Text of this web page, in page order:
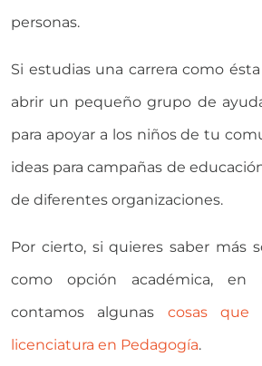
personas.
Si estudias una carrera como
abrir un pequeño grupo de
para apoyar a los niños de tu
ideas para campañas de
de diferentes organizaciones.
Por cierto, si quieres saber más
como opción académica,
contamos algunas cosas que
licenciatura en Pedagogía.